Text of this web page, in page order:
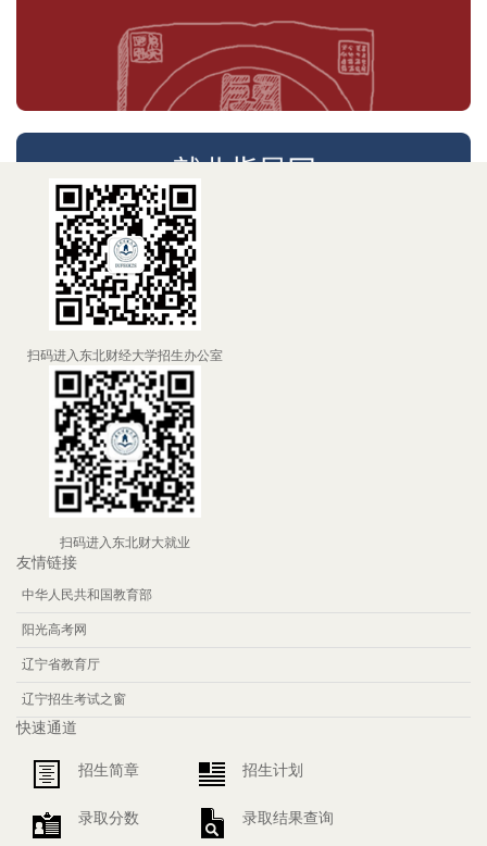
扫码进入东北财经大学招生办公室
扫码进入东北财大就业
友情链接
中华人民共和国教育部
阳光高考网
辽宁省教育厅
辽宁招生考试之窗
快速通道
招生简章 招生计划
录取分数 录取结果查询